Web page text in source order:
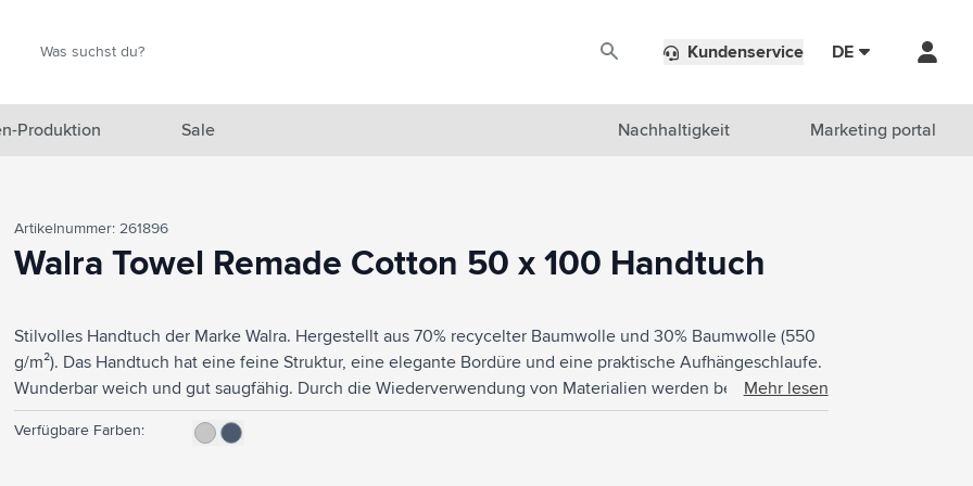
anzeigen
anzeigen
& Reisen anzeigen
Wohnen anzeigen
anzeigen
Kundenservice DE
Produktion Sale Nachhaltigkeit Marketing portal
Artikelnummer: 261896
Walra Towel Remade Cotton 50 x 100 Handtuch
Stilvolles Handtuch der Marke Walra. Hergestellt aus 70% recycelter Baumwolle und 30% Baumwolle (550
g/m²). Das Handtuch hat eine feine Struktur, eine elegante Bordüre und eine praktische Aufhängeschlaufe.
Wunderbar weich und gut saugfähig. Durch die Wiederverwendung von Materialien werden bei der
Herstellung dieser Badetextilien eine Menge Wasser, CO2-Emissionen und Energie eingespart. Dies wird
durch das unabhängige REMO-Gütesiegel bestätigt.
Mehr lesen
Verfügbare Farben: